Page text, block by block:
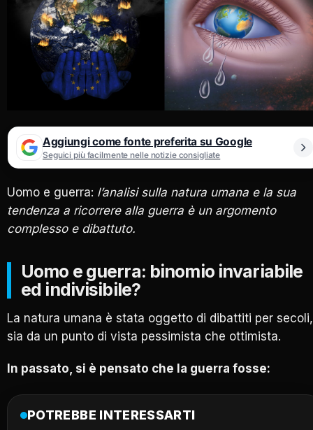
Aggiungi come fonte preferita su Google
Seguici più facilmente nelle notizie consigliate
Uomo e guerra: l’analisi sulla natura umana e la sua
tendenza a ricorrere alla guerra è un argomento
complesso e dibattuto.
Uomo e guerra: binomio invariabile
ed indivisibile?
La natura umana è stata oggetto di dibattiti per secoli,
sia da un punto di vista pessimista che ottimista.
In passato, si è pensato che la guerra fosse:
POTREBBE INTERESSARTI